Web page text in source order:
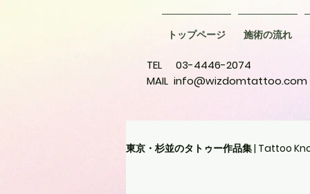
トップページ 施術の流れ
TEL 03-4446-2074
MAIL info@wizdomtattoo.com
東京・杉並のタトゥー作品集 | Tattoo